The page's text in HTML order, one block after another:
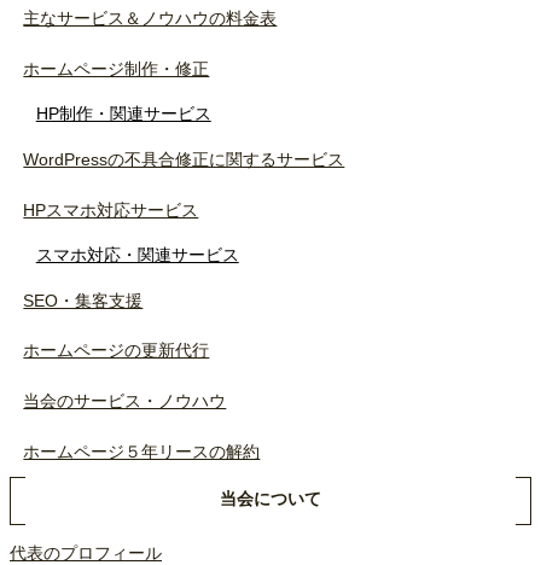
主なサービス＆ノウハウの料金表
ホームページ制作・修正
HP制作・関連サービス
WordPressの不具合修正に関するサービス
HPスマホ対応サービス
スマホ対応・関連サービス
SEO・集客支援
ホームページの更新代行
当会のサービス・ノウハウ
ホームページ５年リースの解約
当会について
代表のプロフィール